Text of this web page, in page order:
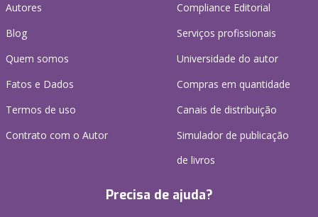
Autores
Blog
Quem somos
Fatos e Dados
Termos de uso
Contrato com o Autor
Compliance Editorial
Serviços profissionais
Universidade do autor
Compras em quantidade
Canais de distribuição
Simulador de publicação
de livros
Precisa de ajuda?